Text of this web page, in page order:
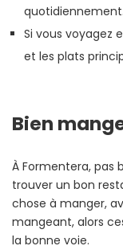
quotidiennement.
Si vous voyagez
et les plats
Bien
À Formentera, pas
trouver un bon
chose à manger,
mangeant, alors
la bonne voie.